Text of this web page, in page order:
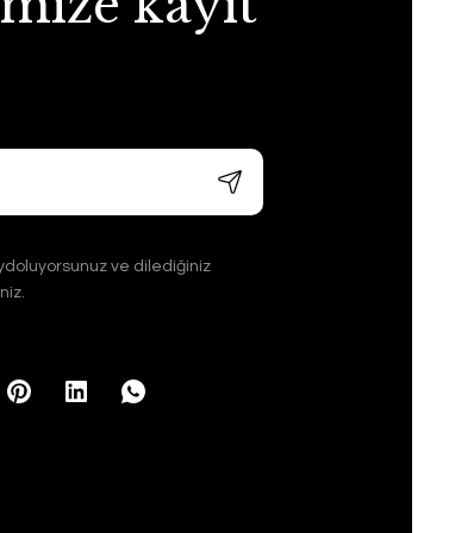
ve dilediğiniz